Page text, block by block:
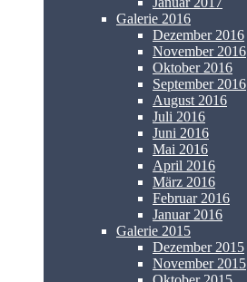
Galerie 2016
Dezember 2016
November 2016
Oktober 2016
September 2016
August 2016
Juli 2016
Juni 2016
Mai 2016
April 2016
März 2016
Februar 2016
Januar 2016
Galerie 2015
Dezember 2015
November 2015